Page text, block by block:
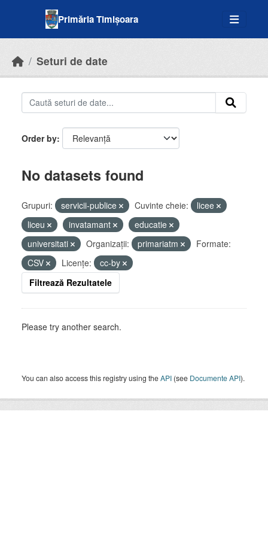
Primăria Timișoara
Seturi de date
Order by
No datasets found
Grupuri: servicii-publice Cuvinte cheie:
licee
liceu
invatamant
educatie
universitati
Organizații: primariatm
Formate:
CSV
Licenţe:
cc-by
Filtrează Rezultatele
Please try another search.
You can also access this registry using theAPI (see Documente API).